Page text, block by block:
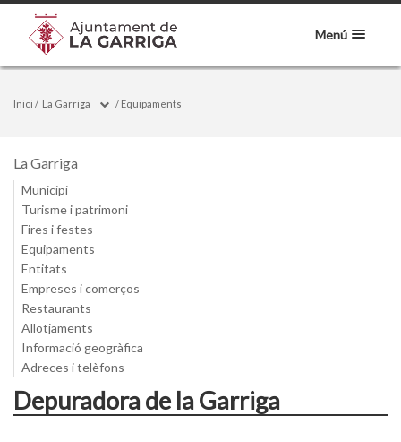
Menú
Inici / La Garriga / Equipaments
La Garriga
Municipi
Turisme i patrimoni
Fires i festes
Equipaments
Entitats
Empreses i comerços
Restaurants
Allotjaments
Informació geogràfica
Adreces i telèfons
Depuradora de la Garriga